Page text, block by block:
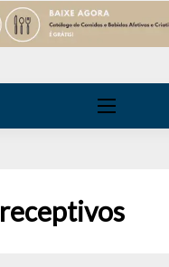
receptivos